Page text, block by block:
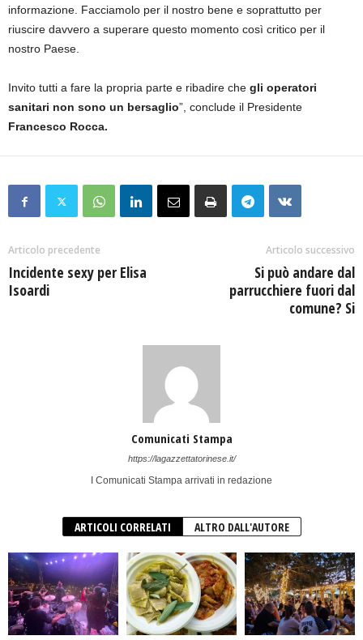
informazione. Facciamolo per il nostro bene e soprattutto per
riuscire davvero a superare questo momento così critico per il
nostro Paese.
Invito tutti a fare la propria parte e ribadire che gli operatori
sanitari non sono un bersaglio”, conclude il Presidente
Francesco Rocca.
Articolo precedente
Incidente sexy per Elisa
Isoardi
Articolo successivo
Si può andare dal
parrucchiere fuori dal
comune? Si
Comunicati Stampa
https://lagazzettatorinese.it/
I Comunicati Stampa arrivati in redazione
ARTICOLI CORRELATI ALTRO DALL'AUTORE